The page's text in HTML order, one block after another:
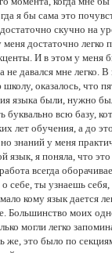
я бы сама это
скучно на
достаточно легко
И в этом у меня
давался мне легко.
оказалось, что
языка были, нужно
буквально всю базу,
лет обучения, а до
знаний у меня
язык, я поняла, что
всегда
себе, ты узнаешь
кому язык дается
Большинство моих
могли легко
же, это было по